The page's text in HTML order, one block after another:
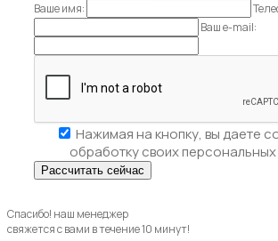
Ваше имя:
Ваш e-mail:
Нажимая на кнопку, вы даете
обработку своих
Спасибо! наш менеджер
свяжется с вами в течение 10 минут!